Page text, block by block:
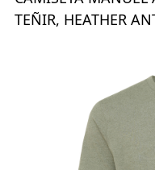
TEÑIR, HEATHER